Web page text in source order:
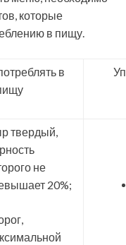
которые
в пищу.
в
твердый,
не
20%;